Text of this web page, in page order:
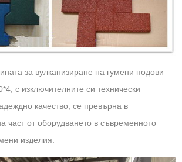
за вулканизиране на гумени подови
с изключителните си технически
качество, се превърна в
част от оборудването в съвременното
изделия.